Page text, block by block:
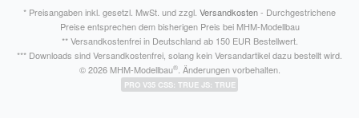
* Preisangaben inkl. gesetzl. MwSt. und zzgl. Versandkosten- Durchgestrichene
Preise entsprechen dem bisherigen Preis bei MHM-Modellbau
** Versandkostenfrei in Deutschland ab 150 EUR Bestellwert.
*** Downloads sind Versandkostenfrei, solang kein Versandartikel dazu bestellt wird.
© 2026 MHM-Modellbau®. Änderungen vorbehalten.
PRO V35 CSS: TRUE JS: TRUE